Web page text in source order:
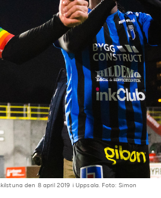
den 8 april 2019 i Uppsala. Foto: Simon